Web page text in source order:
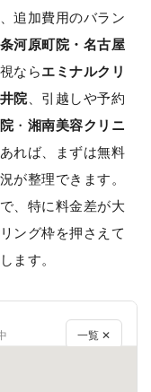
追加費用のバラン
河原町院・名古屋
ならエミナルクリ
院、引越しや予約
・ 湘南美容クリニ
れば、まずは無料
が整理できます。
、特に料金差が大
ング枠を押さえて
ます。
一覧 ✕